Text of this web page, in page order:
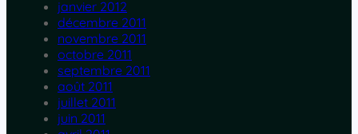
janvier 2012
décembre 2011
novembre 2011
octobre 2011
septembre 2011
août 2011
juillet 2011
juin 2011